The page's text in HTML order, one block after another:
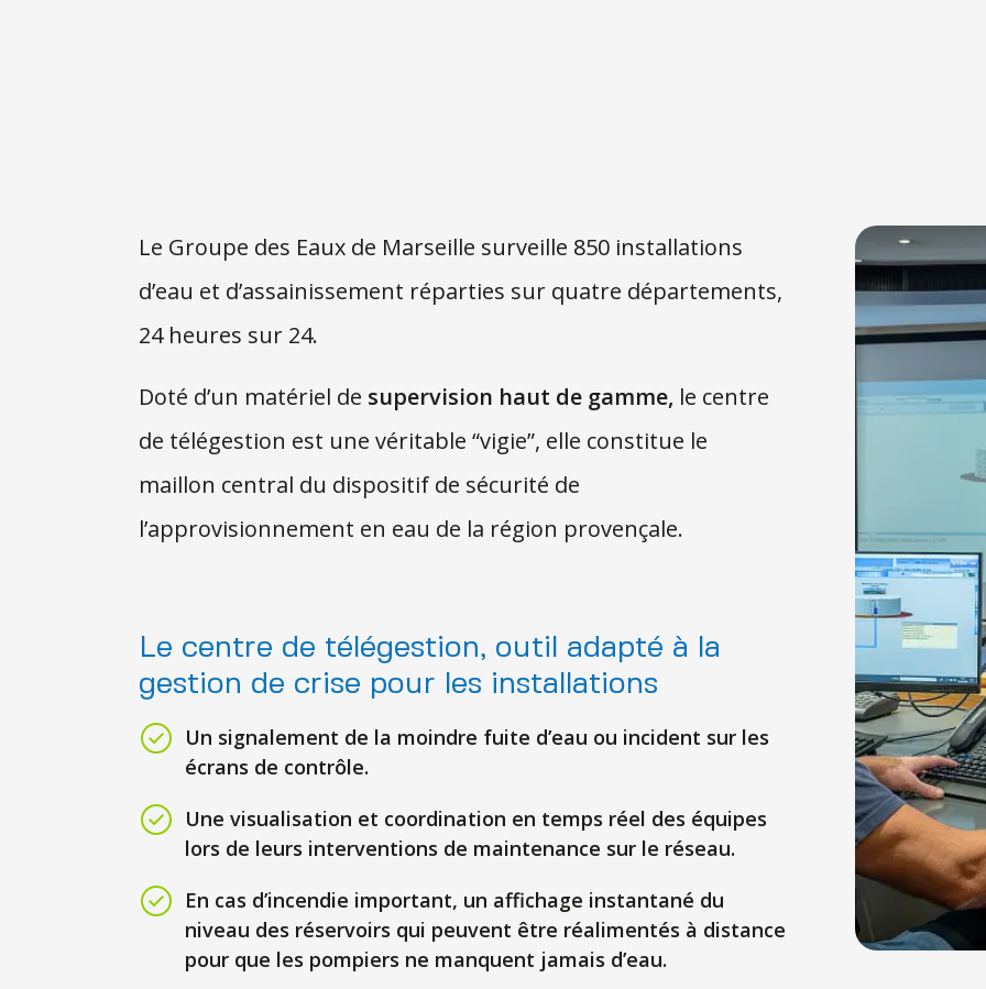
Le Groupe des Eaux de Marseille surveille 850 installations
d’eau et d’assainissement réparties sur quatre départements,
24 heures sur 24.
Doté d’un matériel de supervision haut de gamme, le centre
de télégestion est une véritable “vigie”, elle constitue le
maillon central du dispositif de sécurité de
l’approvisionnement en eau de la région provençale.
Le centre de télégestion, outil adapté à la
gestion de crise pour les installations
Un signalement de la moindre fuite d’eau ou incident sur les
écrans de contrôle.
Une visualisation et coordination en temps réel des équipes
lors de leurs interventions de maintenance sur le réseau.
En cas d’incendie important, un affichage instantané du
niveau des réservoirs qui peuvent être réalimentés à distance
pour que les pompiers ne manquent jamais d’eau.